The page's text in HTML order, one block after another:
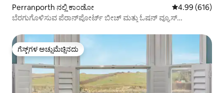
Perranporth ನಲ್ಲಿ ಕಾಂಡೋ 5 ರಲ್ಲಿ 4.99
4.99 (616)
ಬೆರಗುಗೊಳಿಸುವ ಪೆರಾನ್‌ಪೋರ್ಟ್ ಬೀಚ್ ಮತ್ತು ಓಷನ್ ವ್ಯೂಸ್
ಗೆಸ್ಟ್‌ಗಳ ಅಚ್ಚುಮೆಚ್ಚಿನದು
ಗೆಸ್ಟ್‌ಗಳ ಅಚ್ಚುಮೆಚ್ಚಿನದು